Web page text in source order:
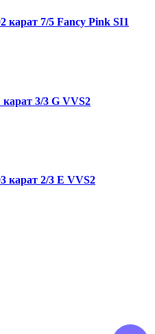
карат 7/5 Fancy Pink SI1
3/3 G VVS2
карат 2/3 E VVS2